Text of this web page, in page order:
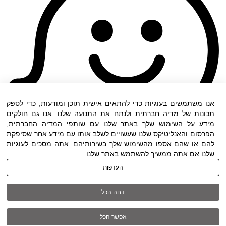
תנאי שימוש|הצהרת נגישות| כל הזכויות שמורות
ל DWO ©
אנו משתמשים בעוגיות כדי להתאים אישית תוכן ומודעות, כדי לספק
תכונות של מדיה חברתית ולנתח את התנועה שלנו. אנו גם חולקים
מידע על השימוש שלך באתר שלנו עם שותפי המדיה החברתית,
הפרסום והאנליטיקס שלנו שעשויים לשלב אותו עם מידע אחר שסיפקת
להם או שהם אספו מהשימוש שלך בשירותיהם. אתה מסכים לעוגיות
שלנו אם אתה ממשיך להשתמש באתר שלנו.
העדפות
דחה הכל
אפשר הכל